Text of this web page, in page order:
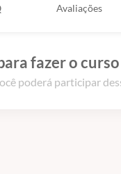
Avaliações
fazer o
poderá participar